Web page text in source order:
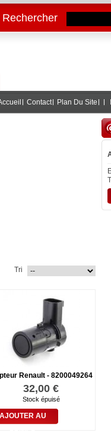
Contact Plan Du Site
Rechercher
Tri
Renault - 8200049264
32,00 €
Stock épuisé
AJOUTER AU